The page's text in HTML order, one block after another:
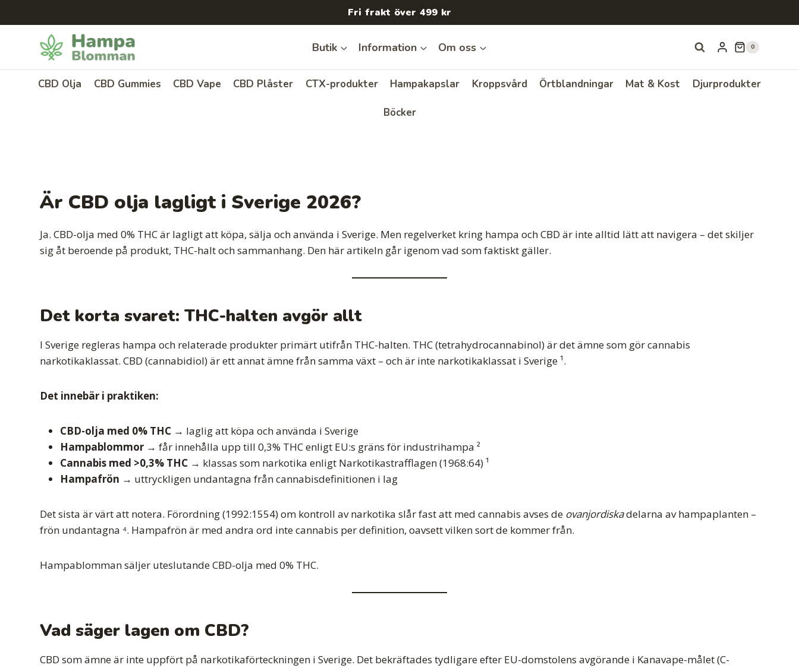
to
Fri frakt över 499 kr
Butik Information Om oss 0
CBD Olja CBD Gummies CBD Vape CBD Plåster CTX-produkter Hampakapslar Kroppsvård Örtblandningar Mat & Kost Djurprodukter
Böcker
Är CBD olja lagligt i Sverige 2026?
Ja. CBD-olja med 0% THC är lagligt att köpa, sälja och använda i Sverige. Men regelverket kring hampa och CBD är inte alltid lätt att navigera – det skiljer
sig åt beroende på produkt, THC-halt och sammanhang. Den här artikeln går igenom vad som faktiskt gäller.
Det korta svaret: THC-halten avgör allt
I Sverige regleras hampa och relaterade produkter primärt utifrån THC-halten. THC (tetrahydrocannabinol) är det ämne som gör cannabis
narkotikaklassat. CBD (cannabidiol) är ett annat ämne från samma växt – och är inte narkotikaklassat i Sverige ¹.
Det innebär i praktiken:
CBD-olja med 0% THC → laglig att köpa och använda i Sverige
Hampablommor → får innehålla upp till 0,3% THC enligt EU:s gräns för industrihampa ²
Cannabis med >0,3% THC → klassas som narkotika enligt Narkotikastrafflagen (1968:64) ¹
Hampafrön → uttryckligen undantagna från cannabisdefinitionen i lag
Det sista är värt att notera. Förordning (1992:1554) om kontroll av narkotika slår fast att med cannabis avses de ovanjordiskadelarna av hampaplanten –
frön undantagna ⁴. Hampafrön är med andra ord inte cannabis per definition, oavsett vilken sort de kommer från.
Hampablomman säljer uteslutande CBD-olja med 0% THC.
Vad säger lagen om CBD?
CBD som ämne är inte uppfört på narkotikaförteckningen i Sverige. Det bekräftades tydligare efter EU-domstolens avgörande i Kanavape-målet (C-